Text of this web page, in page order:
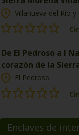
Villanueva del Río y
De El Pedroso a l
corazón de la
El Pedroso
Enclaves de